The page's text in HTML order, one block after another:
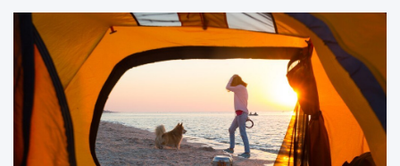
a
ł
u
p
m
o
r
z
m